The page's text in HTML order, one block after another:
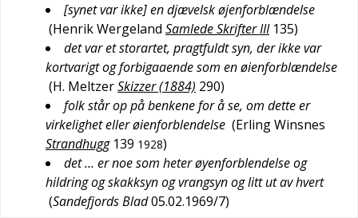
[synet var ikke] en djævelsk øjenforblændelse
(Henrik Wergeland Samlede Skrifter III 135)
det var et storartet, pragtfuldt syn, der ikke var
kortvarigt og forbigaaende som en øienforblændelse
(H. MeltzerSkizzer (1884) 290)
folk står op på benkene for å se, om dette er
virkelighet eller øienforblendelse (Erling Winsnes
Strandhugg 139 1928)
det … er noe som heter øyenforblendelse og
hildring og skakksyn og vrangsyn og litt ut av hvert
(Sandefjords Blad05.02.1969/7)